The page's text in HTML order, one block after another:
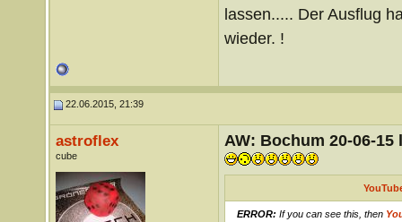
lassen..... Der Ausflug
wieder. !
22.06.2015, 21:39
astroflex
cube
AW: Bochum 20-06-
ERROR: If you can see this, then